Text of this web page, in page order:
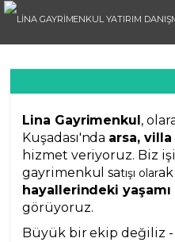
Lina Gayrimenkul,
Kuşadası'nda arsa,
hizmet veriyoruz. Biz
gayrimenkul satışı olar
hayallerindeki
görüyoruz.
Büyük bir ekip değiliz